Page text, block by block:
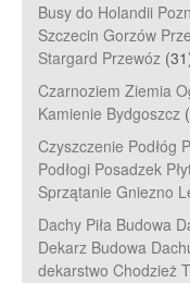
Busy do Holandii
Szczecin Gorzów
Stargard Przewóz
Czarnoziem Ziemia
Kamienie Bydgoszcz
Czyszczenie Podłóg
Podłogi Posadzek
Sprzątanie Gniezno
Dachy Piła Budowa
Dekarz Budowa
dekarstwo Chodzież